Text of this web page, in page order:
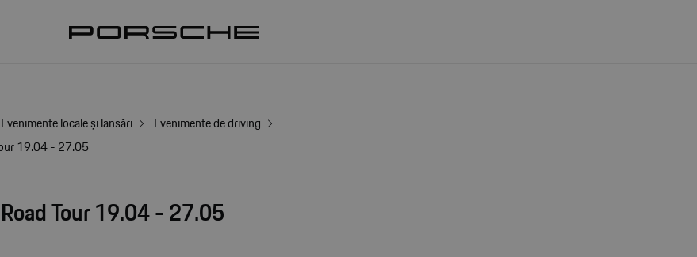
Evenimente locale și lansări
Evenimente de driving
19.04 - 27.05
Tour 19.04 - 27.05